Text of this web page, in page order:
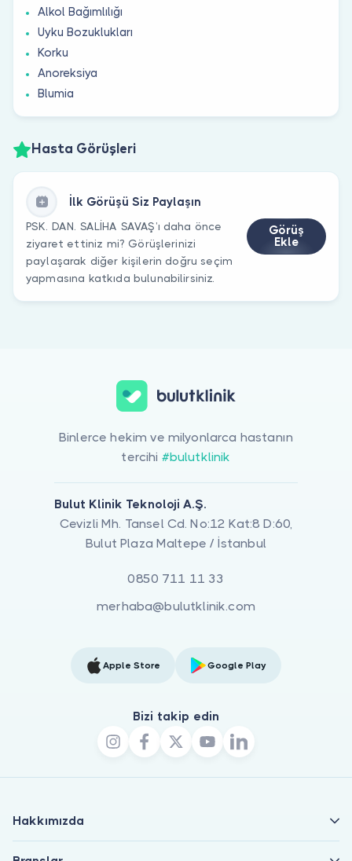
Alkol Bağımlılığı
Uyku Bozuklukları
Korku
Anoreksiya
Blumia
Hasta Görüşleri
İlk Görüşü Siz Paylaşın
PSK. DAN. SALİHA SAVAŞ’ı daha önce
ziyaret ettiniz mi? Görüşlerinizi
paylaşarak diğer kişilerin doğru seçim
yapmasına katkıda bulunabilirsiniz.
Görüş
Ekle
Binlerce hekim ve milyonlarca hastanın
tercihi #bulutklinik
Bulut Klinik Teknoloji A.Ş.
Cevizli Mh. Tansel Cd. No:12 Kat:8 D:60,
Bulut Plaza Maltepe / İstanbul
0850 711 11 33
merhaba@bulutklinik.com
Apple Store Google Play
Bizi takip edin
Hakkımızda